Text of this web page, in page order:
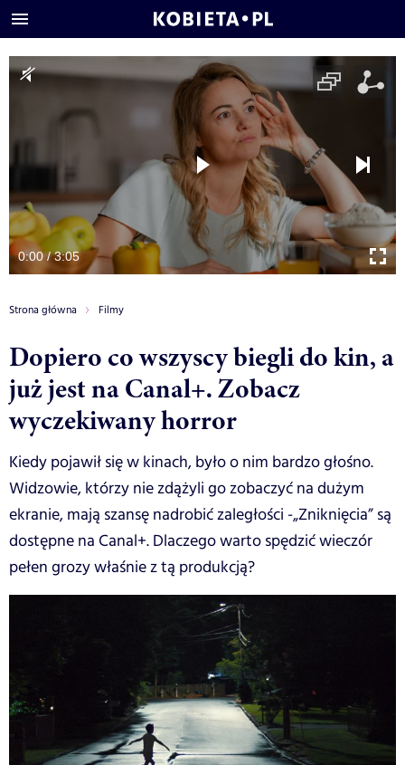
0:00 / 3:05
Strona główna Filmy
Dopiero co wszyscy biegli do kin, a
już jest na Canal+. Zobacz
wyczekiwany horror
Kiedy pojawił się w kinach, było o nim bardzo głośno.
Widzowie, którzy nie zdążyli go zobaczyć na dużym
ekranie, mają szansę nadrobić zaległości -„Zniknięcia” są
dostępne na Canal+. Dlaczego warto spędzić wieczór
pełen grozy właśnie z tą produkcją?